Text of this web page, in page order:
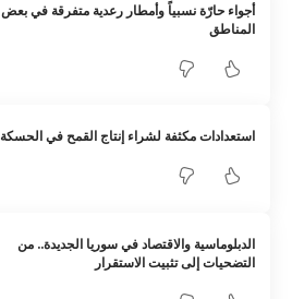
أجواء حارّة نسبياً وأمطار رعدية متفرقة في بعض
المناطق
استعدادات مكثفة لشراء إنتاج القمح في الحسكة
الدبلوماسية والاقتصاد في سوريا الجديدة.. من
التضحيات إلى تثبيت الاستقرار